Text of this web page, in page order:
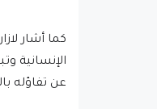
كما أشار
عن تفاؤله